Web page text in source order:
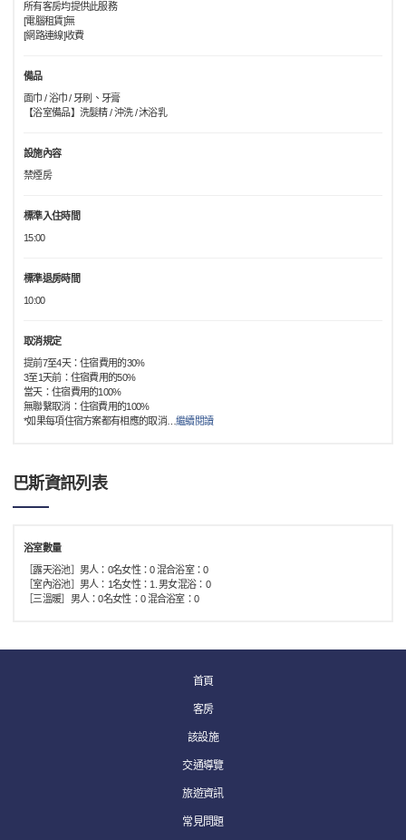
所有客房均提供此服務
[電腦租賃]無
[網路連線]收費
備品
面巾 / 浴巾 / 牙刷、牙膏
【浴室備品】洗髮精 / 沖洗 / 沐浴乳
設施內容
禁煙房
標準入住時間
15:00
標準退房時間
10:00
取消規定
提前7至4天：住宿費用的30%
3至1天前：住宿費用的50%
當天：住宿費用的100%
無聯繫取消：住宿費用的100%
*如果每項住宿方案都有相應的取消…繼續閱讀
巴斯資訊列表
浴室數量
［露天浴池］男人：0名女性：0 混合浴室：0
［室內浴池］男人：1名女性：1. 男女混浴：0
［三溫暖］男人：0名女性：0 混合浴室：0
首頁
客房
該設施
交通導覽
旅遊資訊
常見問題